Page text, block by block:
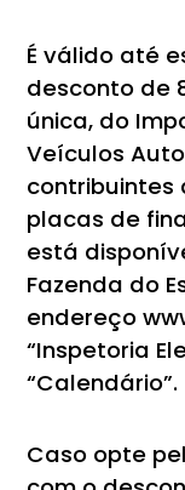
É válido até
desconto de
única, do
Veículos
contribuintes
placas de
está
Fazenda do
endereço
“Inspetoria
“Calendário”.
Caso opte